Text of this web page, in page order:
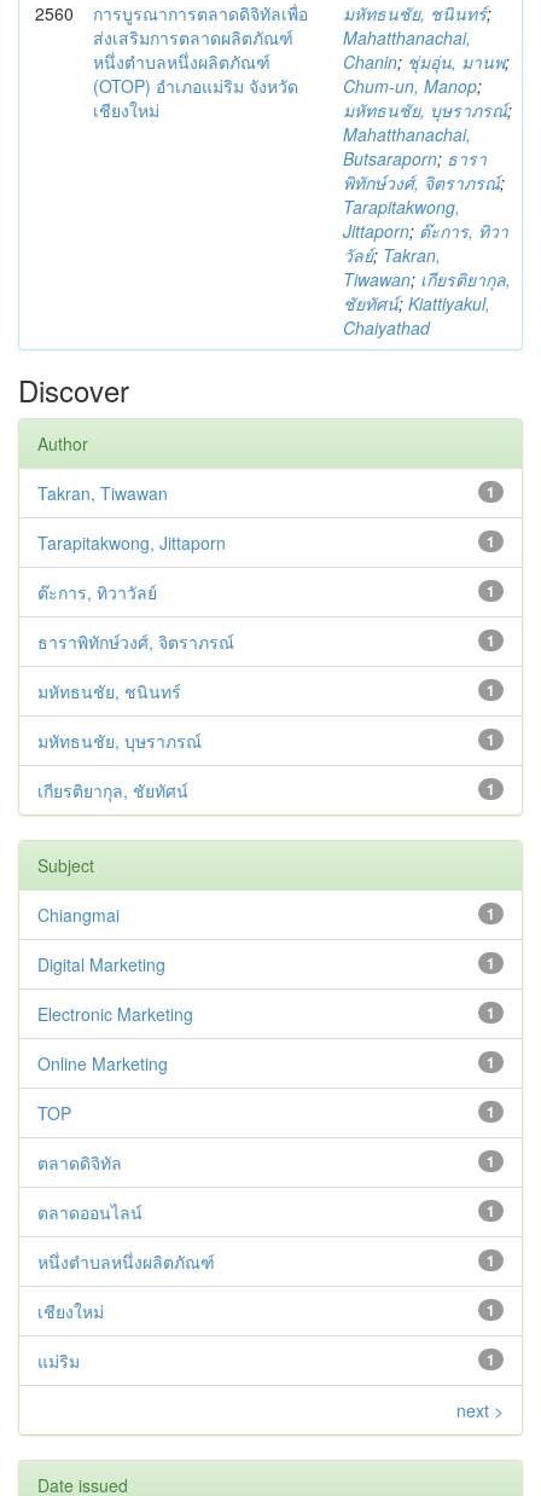
2560
การบูรณาการตลาดดิจิทัลเพื่อ
ส่งเสริมการตลาดผลิตภัณฑ์
หนึ่งตำบลหนึ่งผลิตภัณฑ์
(OTOP) อำเภอแม่ริม จังหวัด
เชียงใหม่
มหัทธนชัย, ชนินทร์;
Mahatthanachai,
Chanin; ชุ่มอุ่น, มานพ;
Chum-un, Manop;
มหัทธนชัย, บุษราภรณ์;
Mahatthanachai,
Butsaraporn; ธารา
พิทักษ์วงศ์, จิตราภรณ์;
Tarapitakwong,
Jittaporn; ต๊ะการ, ทิวา
วัลย์; Takran,
Tiwawan; เกียรติยากุล,
ชัยทัศน์; Kiattiyakul,
Chaiyathad
Discover
Author
1
Takran, Tiwawan
1
Tarapitakwong, Jittaporn
1
ต๊ะการ, ทิวาวัลย์
1
ธาราพิทักษ์วงศ์, จิตราภรณ์
1
มหัทธนชัย, ชนินทร์
1
มหัทธนชัย, บุษราภรณ์
1
เกียรติยากุล, ชัยทัศน์
Subject
1
Chiangmai
1
Digital Marketing
1
Electronic Marketing
1
Online Marketing
1
TOP
1
ตลาดดิจิทัล
1
ตลาดออนไลน์
1
หนึ่งตำบลหนึ่งผลิตภัณฑ์
1
เชียงใหม่
1
แม่ริม
next >
Date issued